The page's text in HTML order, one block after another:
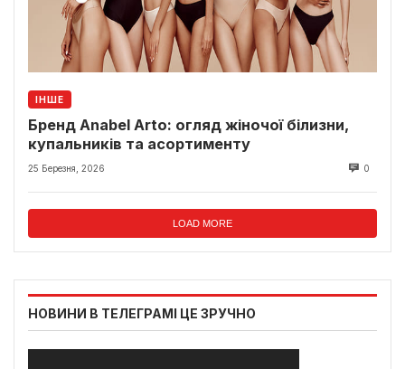
ІНШЕ
Бренд Anabel Arto: огляд жіночої білизни,
купальників та асортименту
25 Березня, 2026 0
LOAD MORE
НОВИНИ В ТЕЛЕГРАМІ ЦЕ ЗРУЧНО